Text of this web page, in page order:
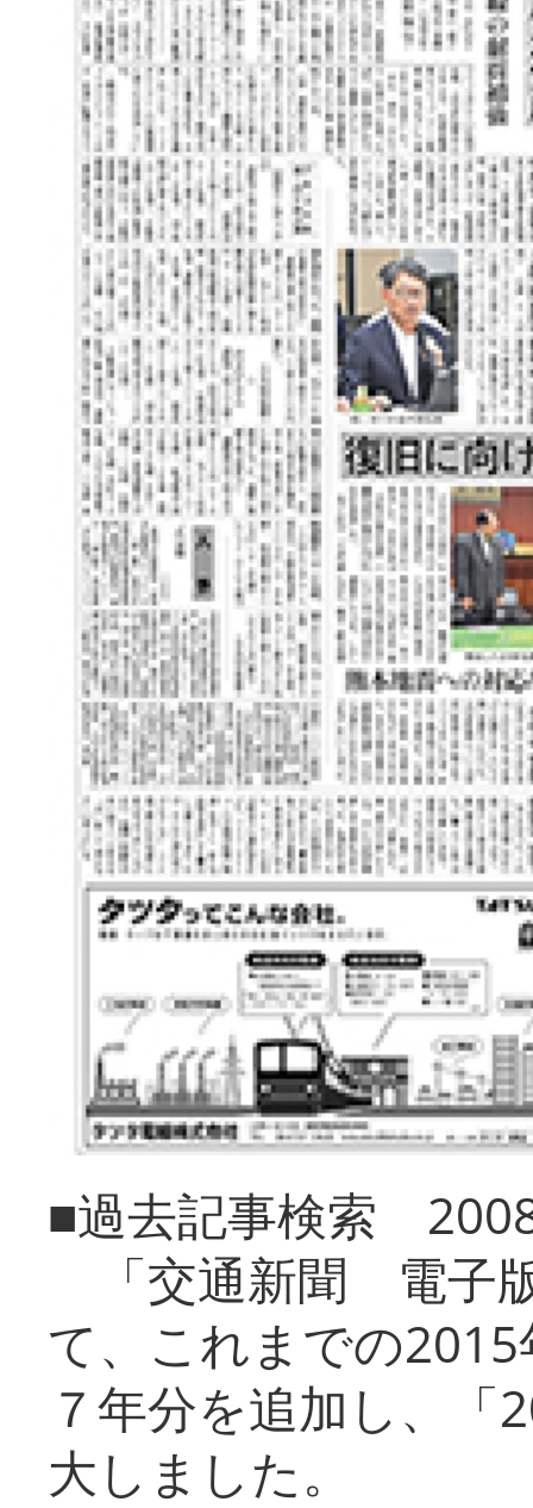
■過去記事検索
「交通新聞 電子
て、これまでの
７年分を追加し、「
大しまし